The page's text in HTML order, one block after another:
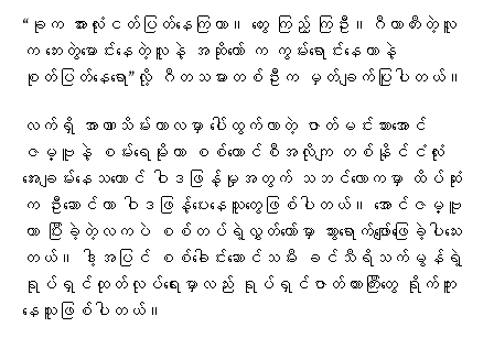
“ခုက အားလုံးငတ်ပြတ်နေကြတာ။ တွေး ကြည့် ကြဦး။ဂီတာတီးတဲ့လူ
က ဘေးတွဲမောင်းနေတဲ့လူနဲ့ အဆိုတော် က ကွမ်းရောင်းနေတာနဲ့
စုတ်ပြတ်နေရော”လို့ ဂီတသမားတစ်ဦးက မှတ်ချက်ပြုပါတယ်။
လက်ရှိ အာဏာသိမ်းကာလမှာ ပေါ်ထွက်လာတဲ့ ဇာတ်မင်းသားအောင်
ဇမ္ဗူနဲ့ စမ်းရေမိုးဟာ စစ်ကောင်စီအလိုကျ တစ်နိုင်ငံလုံး
အေးချမ်းနေသယောင် ဝါဒဖြန့်မှုအတွက် သဘင်လောကမှာ ထိပ်ဆုံး
က ဦးဆောင်ကာ ဝါဒဖြန့်ပေးနေသူတွေဖြစ်ပါတယ်။ အောင်ဇမ္ဗူ
ဟာ ပြီးခဲ့တဲ့လကပဲ စစ်တပ်ရဲ့လွှတ်တော်မှာ သွားရောက်ဖျော်ဖြေခဲ့ပါသေး
တယ်။ ဒါ့အပြင် စစ်ခေါင်းဆောင်သမီး ခင်သီရိသက်မွန်ရဲ့
ရုပ်ရှင်ထုတ်လုပ်ရေးမှာလည်း ရုပ်ရှင်ဇာတ်ကားကြီးတွေ ရိုက်ကူး
နေသူဖြစ်ပါတယ်။